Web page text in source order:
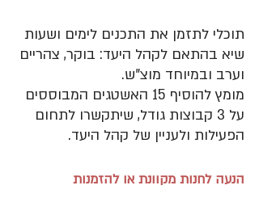
תוכלי לתזמן את התכנים לימים ושעות
שיא בהתאם לקהל היעד: בוקר, צהריים
וערב ובמיוחד מוצ"ש.
מומץ להוסיף 15 האשטגים המבוססים
על 3 קבוצות גודל, שיתקשרו לתחום
הפעילות ולעניין של קהל היעד.
הנעה לחנות מקוונת או להזמנות